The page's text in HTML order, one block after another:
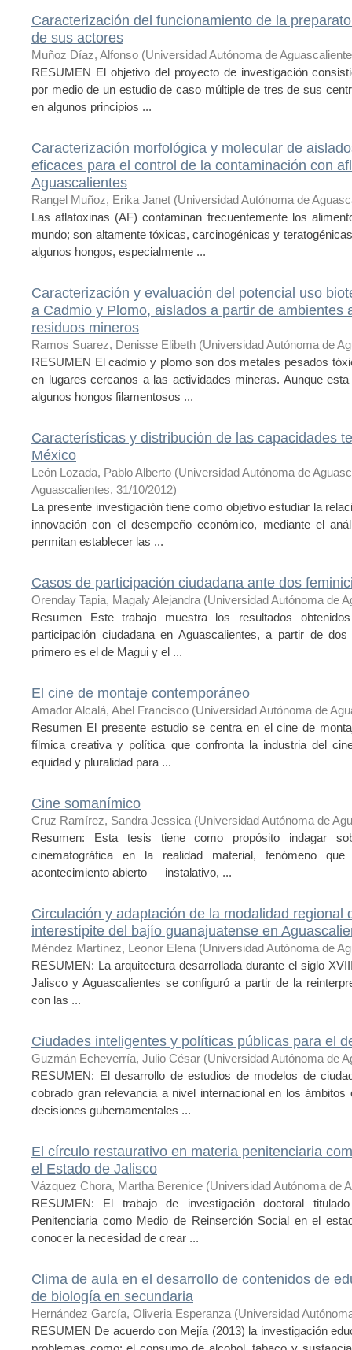
Caracterización del funcionamiento de la
de sus actores
Muñoz Díaz, Alfonso (Universidad Autónoma de
RESUMEN El objetivo del proyecto de investigación
por medio de un estudio de caso múltiple de tres de sus
en algunos principios ...
Caracterización morfológica y molecular de
eficaces para el control de la contaminación con
Aguascalientes
Rangel Muñoz, Erika Janet (Universidad Autónoma de
Las aflatoxinas (AF) contaminan frecuentemente los
mundo; son altamente tóxicas, carcinogénicas y
algunos hongos, especialmente ...
Caracterización y evaluación del potencial uso
a Cadmio y Plomo, aislados a partir de ambientes
residuos mineros
Ramos Suarez, Denisse Elibeth (Universidad Autónoma de
RESUMEN El cadmio y plomo son dos metales pesados
en lugares cercanos a las actividades mineras. Aunque
algunos hongos filamentosos ...
Características y distribución de las capacidades
México
León Lozada, Pablo Alberto (Universidad Autónoma de
Aguascalientes, 31/10/2012)
La presente investigación tiene como objetivo estudiar la
innovación con el desempeño económico, mediante el
permitan establecer las ...
Casos de participación ciudadana ante dos
Orenday Tapia, Magaly Alejandra (Universidad Autónoma de
Resumen Este trabajo muestra los resultados
participación ciudadana en Aguascalientes, a partir de
primero es el de Magui y el ...
El cine de montaje contemporáneo
Amador Alcalá, Abel Francisco (Universidad Autónoma de
Resumen El presente estudio se centra en el cine de
fílmica creativa y política que confronta la industria del
equidad y pluralidad para ...
Cine somanímico
Cruz Ramírez, Sandra Jessica (Universidad Autónoma de
Resumen: Esta tesis tiene como propósito indagar
cinematográfica en la realidad material, fenómeno
acontecimiento abierto — instalativo, ...
Circulación y adaptación de la modalidad regional
interestípite del bajío guanajuatense en
Méndez Martínez, Leonor Elena (Universidad Autónoma de
RESUMEN: La arquitectura desarrollada durante el siglo
Jalisco y Aguascalientes se configuró a partir de la
con las ...
Ciudades inteligentes y políticas públicas para el
Guzmán Echeverría, Julio César (Universidad Autónoma de
RESUMEN: El desarrollo de estudios de modelos de
cobrado gran relevancia a nivel internacional en los
decisiones gubernamentales ...
El círculo restaurativo en materia penitenciaria
el Estado de Jalisco
Vázquez Chora, Martha Berenice (Universidad Autónoma de
RESUMEN: El trabajo de investigación doctoral
Penitenciaria como Medio de Reinserción Social en el
conocer la necesidad de crear ...
Clima de aula en el desarrollo de contenidos de
de biología en secundaria
Hernández García, Oliveria Esperanza (Universidad
RESUMEN De acuerdo con Mejía (2013) la investigación